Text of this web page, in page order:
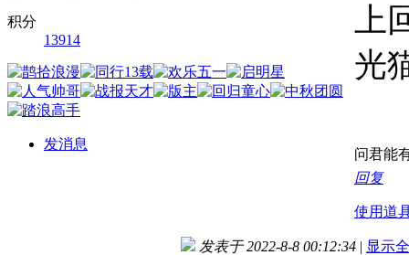
积分
13914
发消息
光
问君能
回复
使用道
发表于 2022-8-8 00:12:34 | 显示